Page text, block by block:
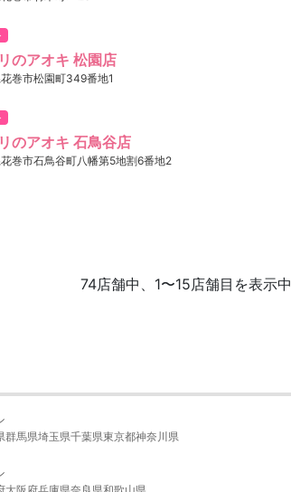
のアオキ 松園店
巻市松園町349番地1
のアオキ 石鳥谷店
巻市石鳥谷町八幡第5地割6番地2
74店舗中、1〜15店舗目を表示中
群馬県埼玉県千葉県東京都神奈川県